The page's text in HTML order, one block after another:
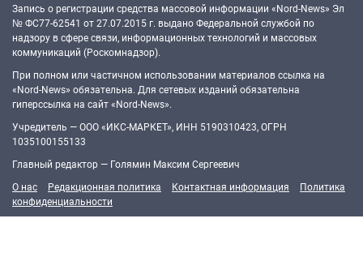
Запись о регистрации средства массовой информации «Nord-News» Эл
№ ФС77-62541 от 27.07.2015 г. выдано Федеральной службой по
надзору в сфере связи, информационных технологий и массовых
коммуникаций (Роскомнадзор).
При полном или частичном использовании материалов ссылка на
«Nord-News» обязательна. Для сетевых изданий обязательна
гиперссылка на сайт «Nord-News».
Учредитель — ООО «ИКС-МАРКЕТ», ИНН 5190310423, ОГРН
1035100155133
Главный редактор — Голямин Максим Сергеевич
О нас
Редакционная политика Контактная информация
Политика
конфиденциальности